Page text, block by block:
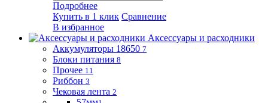
Подробнее
Купить в 1 клик Сравнение
В избранное
Аксессуары и расходники
Аккумуляторы 18650 7
Блоки питания 8
Прочее 11
Риббон 3
Чековая лента 2